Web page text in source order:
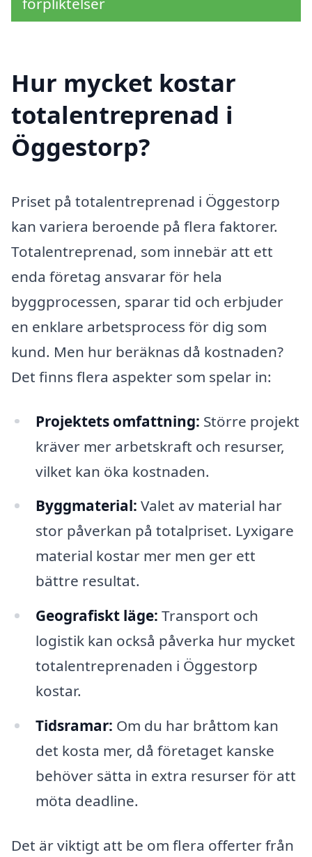
Hur mycket kostar
totalentreprenad i
Öggestorp?
Priset på totalentreprenad i Öggestorp
kan variera beroende på flera faktorer.
Totalentreprenad, som innebär att ett
enda företag ansvarar för hela
byggprocessen, sparar tid och erbjuder
en enklare arbetsprocess för dig som
kund. Men hur beräknas då kostnaden?
Det finns flera aspekter som spelar in:
Projektets omfattning: Större projekt
kräver mer arbetskraft och resurser,
vilket kan öka kostnaden.
Byggmaterial: Valet av material har
stor påverkan på totalpriset. Lyxigare
material kostar mer men ger ett
bättre resultat.
Geografiskt läge: Transport och
logistik kan också påverka hur mycket
totalentreprenaden i Öggestorp
kostar.
Tidsramar: Om du har bråttom kan
det kosta mer, då företaget kanske
behöver sätta in extra resurser för att
möta deadline.
Det är viktigt att be om flera offerter från